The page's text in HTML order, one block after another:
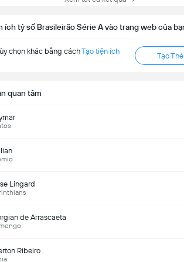
ích tỷ số Brasileirão Série A vào trang web của
chọn khác bằng cáchTạo tiện ích
Tạo
quan tâm
Lingard
de Arrascaeta
Ribeiro